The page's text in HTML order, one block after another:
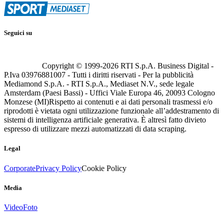
Seguici su
Copyright © 1999-2026 RTI S.p.A. Business Digital -
P.Iva 03976881007 - Tutti i diritti riservati - Per la pubblicità
Mediamond S.p.A. - RTI S.p.A., Mediaset N.V., sede legale
Amsterdam (Paesi Bassi) - Uffici Viale Europa 46, 20093 Cologno
Monzese (MI)Rispetto ai contenuti e ai dati personali trasmessi e/o
riprodotti è vietata ogni utilizzazione funzionale all’addestramento di
sistemi di intelligenza artificiale generativa. È altresì fatto divieto
espresso di utilizzare mezzi automatizzati di data scraping.
Legal
CorporatePrivacy PolicyCookie Policy
Media
VideoFoto